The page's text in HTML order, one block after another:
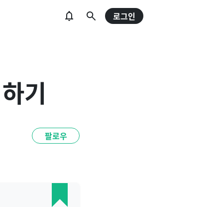
로그인
기
팔로우